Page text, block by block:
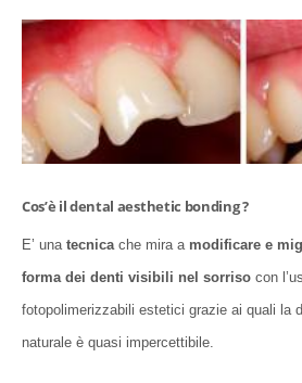
Cos’è il dental aesthetic bonding ?
E’ una tecnicache mira a modificare e
forma dei denti visibili nel sorriso con
fotopolimerizzabili estetici grazie ai quali la
naturale è quasi impercettibile.